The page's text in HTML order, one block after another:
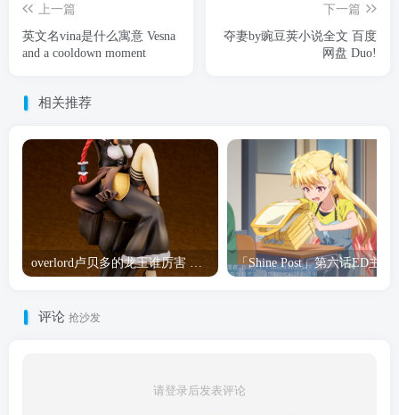
上一篇
英文名vina是什么寓意 Vesna
and a cooldown moment
下一篇
夺妻by豌豆荚小说全文 百度
网盘 Duo!
相关推荐
评论 抢沙发
请登录后发表评论